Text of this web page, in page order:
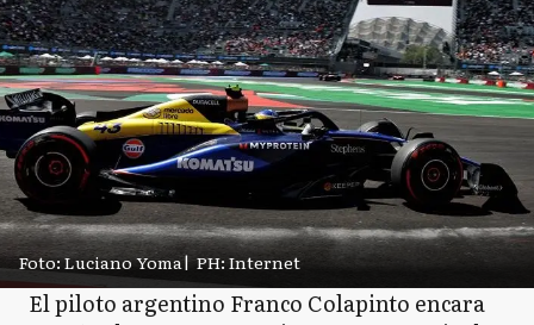
Foto: Luciano Yoma| PH: Internet
El piloto argentino Franco Colapinto encara